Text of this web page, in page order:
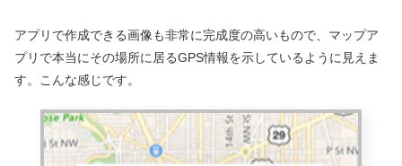
アプリで作成できる画像も非常に完成度の高いもので、マップア
プリで本当にその場所に居るGPS情報を示しているように見えま
す。こんな感じです。